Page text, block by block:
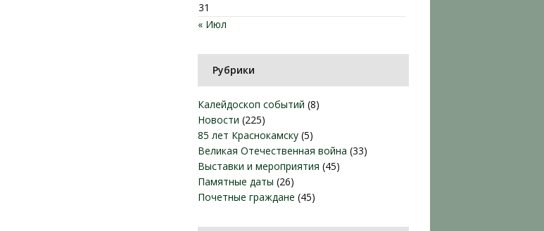
31
« Июл
Рубрики
Калейдоскоп событий (8)
Новости (225)
85 лет Краснокамску (5)
Великая Отечественная война (33)
Выставки и мероприятия (45)
Памятные даты (26)
Почетные граждане (45)